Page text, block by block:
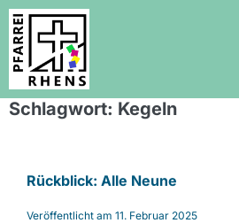
Zum
Inhalt
springen
Schlagwort: Kegeln
Rückblick: Alle Neune
Veröffentlicht am 11. Februar 2025